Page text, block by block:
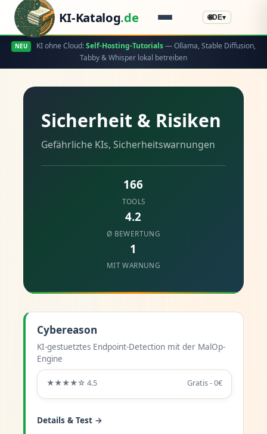
KI-Katalog.de 🌐DE▾
NEU KI ohne Cloud:Self-Hosting-Tutorials— Ollama, Stable Diffusion,
Tabby & Whisper lokal betreiben
Sicherheit & Risiken
Gefährliche KIs, Sicherheitswarnungen
166
TOOLS
4.2
Ø BEWERTUNG
1
MIT WARNUNG
Cybereason
KI-gestuetztes Endpoint-Detection mit der MalOp-
Engine
★★★★☆ 4.5 Gratis - 0€
Details & Test →